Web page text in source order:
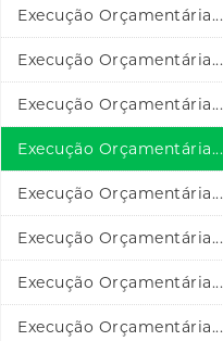
Execução Orçamentária...
Execução Orçamentária...
Execução Orçamentária...
Execução Orçamentária...
Execução Orçamentária...
Execução Orçamentária...
Execução Orçamentária...
Execução Orçamentária...